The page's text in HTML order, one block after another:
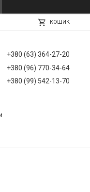
КОШИК
+380 (63) 364-27-20
+380 (96) 770-34-64
+380 (99) 542-13-70